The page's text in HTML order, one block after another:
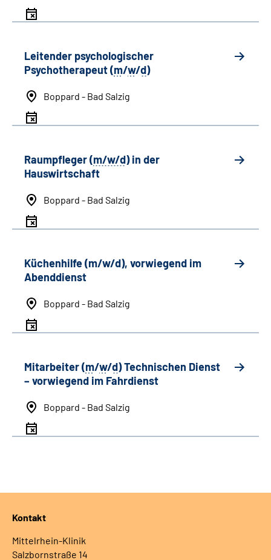
Leitender psychologischer
Psychotherapeut (m/w/d)
Boppard - Bad Salzig
Raumpfleger (m/w/d) in der
Hauswirtschaft
Boppard - Bad Salzig
Küchenhilfe (m/w/d), vorwiegend im
Abenddienst
Boppard - Bad Salzig
Mitarbeiter (m/w/d) Technischen Dienst
– vorwiegend im Fahrdienst
Boppard - Bad Salzig
Kontakt
Mittelrhein-Klinik
Salzbornstraße 14